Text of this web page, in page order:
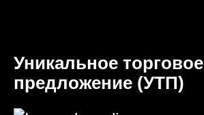
Уникальное торговое
предложение (УТП)